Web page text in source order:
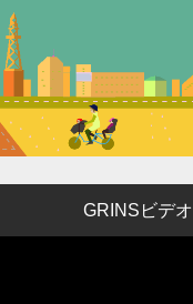
GRINSビデオ